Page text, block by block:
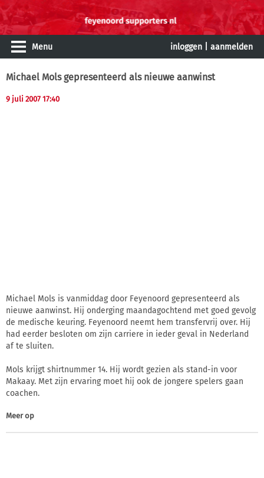
Menu inloggen aanmelden
Michael Mols gepresenteerd als nieuwe aanwinst
9 juli 2007 17:40
Michael Mols is vanmiddag door Feyenoord gepresenteerd als
nieuwe aanwinst. Hij onderging maandagochtend met goed gevolg
de medische keuring. Feyenoord neemt hem transfervrij over. Hij
had eerder besloten om zijn carriere in ieder geval in Nederland
af te sluiten.
Mols krijgt shirtnummer 14. Hij wordt gezien als stand-in voor
Makaay. Met zijn ervaring moet hij ook de jongere spelers gaan
coachen.
Meer op